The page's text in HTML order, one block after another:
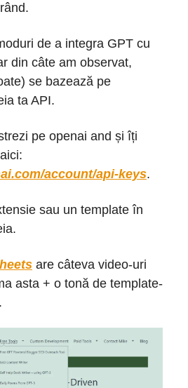
de a integra GPT cu
din câte am observat,
se bazează pe
ta API.
pe openai and și îți
account/api-keys.
sau un template în
are câteva video-uri
asta + o tonă de template-